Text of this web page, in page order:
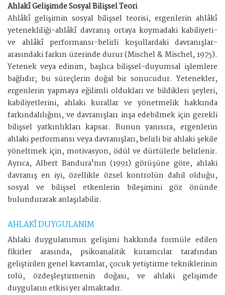
Ahlakî Gelişimde Sosyal Bilişsel Teori
Ahlâkî gelişimin sosyal bilişsel teorisi, ergenlerin ahlâkî
yetenekliliği-ahlâkî davranış ortaya koymadaki kabiliyeti-
ve ahlâkî performansı-belirli koşullardaki davranışlar-
arasındaki farkın üzerinde durur (Mischel & Mischel, 1975).
Yetenek veya edinim, başlıca bilişsel-duyumsal işlemlere
bağlıdır; bu süreçlerin doğal bir sonucudur. Yetenekler,
ergenlerin yapmaya eğilimli oldukları ve bildikleri şeyleri,
kabiliyetlerini, ahlaki kurallar ve yönetmelik hakkında
farkındalılığını, ve davranışları inşa edebilmek için gerekli
bilişsel yatkınlıkları kapsar. Bunun yanısıra, ergenlerin
ahlaki performansı veya davranışları, belirli bir ahlaki şekile
yöneltmek için, motivasyon, ödül ve dürtülerle belirlenir.
Ayrıca, Albert Bandura'nın (1991) görüşüne göre, ahlaki
davranış en iyi, özellikle özsel kontrolün dahil olduğu,
sosyal ve bilişsel etkenlerin bileşimini göz önünde
bulundurarak anlaşılabilir.
AHLAKÎ DUYGULANIM
Ahlaki duygulanımın gelişimi hakkında formüle edilen
fikirler arasında, psikoanalitik kuramcılar tarafından
geliştirilen genel kavramlar, çocuk yetiştirme tekniklerinin
rolü, özdeşleştirmenin doğası, ve ahlaki gelişimde
duyguların etkisi yer almaktadır.